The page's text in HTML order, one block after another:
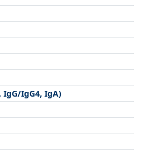
IgG/IgG4, IgA)